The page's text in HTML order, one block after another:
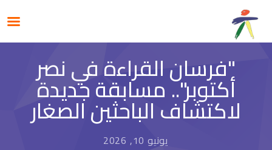
"فرسان القراءة في نصر
أكتوبر".. مسابقة جديدة
لاكتشاف الباحثين الصغار
يونيو 10, 2026